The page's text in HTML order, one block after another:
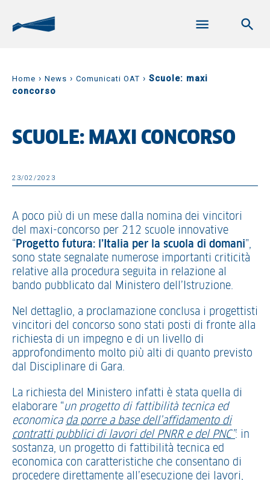
Home › News › Comunicati OAT › Scuole: maxi
concorso
SCUOLE: MAXI CONCORSO
23/02/2023
A poco più di un mese dalla nomina dei vincitori
del maxi-concorso per 212 scuole innovative
“Progetto futura: l’Italia per la scuola di domani”,
sono state segnalate numerose importanti criticità
relative alla procedura seguita in relazione al
bando pubblicato dal Ministero dell’Istruzione.
Nel dettaglio, a proclamazione conclusa i progettisti
vincitori del concorso sono stati posti di fronte alla
richiesta di un impegno e di un livello di
approfondimento molto più alti di quanto previsto
dal Disciplinare di Gara.
La richiesta del Ministero infatti è stata quella di
elaborare “un progetto di fattibilità tecnica ed
economica da porre a base dell’affidamento di
contratti pubblici di lavori del PNRR e del PNC”: in
sostanza, un progetto di fattibilità tecnica ed
economica con caratteristiche che consentano di
procedere direttamente all’esecuzione dei lavori,